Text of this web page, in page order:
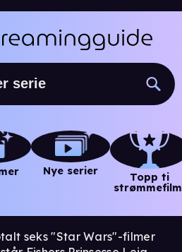
Nye serier
Topp ti
seks "Star Wars"-filmer